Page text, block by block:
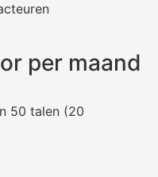
per maand
50 talen (20